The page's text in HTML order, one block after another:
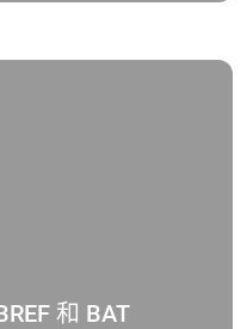
和 BAT